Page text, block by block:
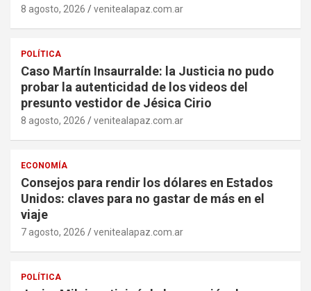
8 agosto, 2026 venitealapaz.com.ar
POLÍTICA
Caso Martín Insaurralde: la Justicia no pudo
probar la autenticidad de los videos del
presunto vestidor de Jésica Cirio
8 agosto, 2026 venitealapaz.com.ar
ECONOMÍA
Consejos para rendir los dólares en Estados
Unidos: claves para no gastar de más en el
viaje
7 agosto, 2026 venitealapaz.com.ar
POLÍTICA